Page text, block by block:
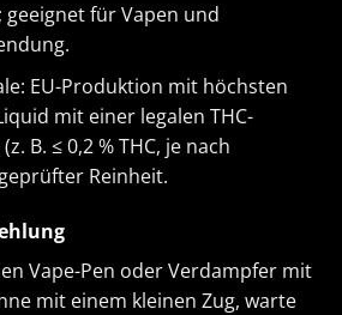
für Vapen und
EU-Produktion mit höchsten
mit einer legalen THC-
B. ≤ 0,2 % THC, je nach
Reinheit.
Vape-Pen oder Verdampfer mit
mit einem kleinen Zug, warte